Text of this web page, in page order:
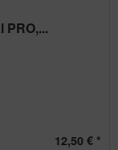
12,50 € *